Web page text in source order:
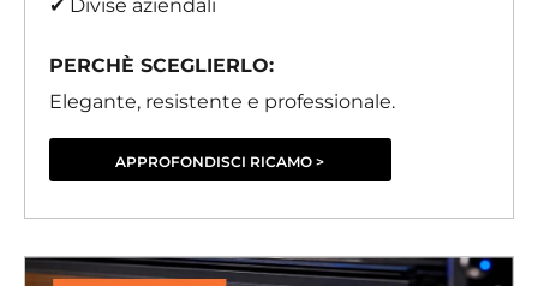
✔ Divise aziendali
PERCHÈ SCEGLIERLO:
Elegante, resistente e professionale.
APPROFONDISCI RICAMO >